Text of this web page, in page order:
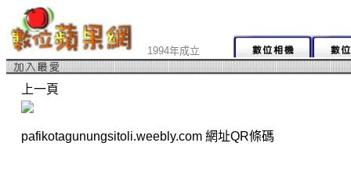
1994年成立
上一頁
pafikotagunungsitoli.weebly.com 網址QR條碼